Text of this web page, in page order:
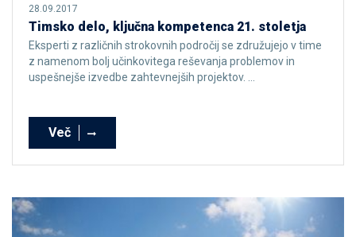
28.09.2017
Timsko delo, ključna kompetenca 21. stoletja
Eksperti z različnih strokovnih področij se združujejo v time
z namenom bolj učinkovitega reševanja problemov in
uspešnejše izvedbe zahtevnejših projektov. ...
Več